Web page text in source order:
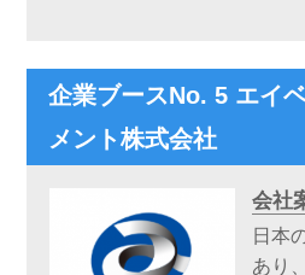
企業ブースNo. 5 エイ
メント株式会社
会社
日本
あり